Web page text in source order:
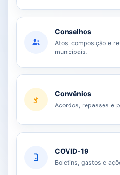
Conselhos
Atos, composição e
municipais.
Convênios
Acordos, repasses e
COVID-19
Boletins, gastos e